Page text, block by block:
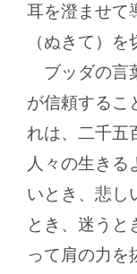
耳を澄ませて
（ぬきて）
ブッダの言
が信頼するこ
れは、二千五
人々の生きる
いとき、悲し
とき、迷うと
って肩の力を